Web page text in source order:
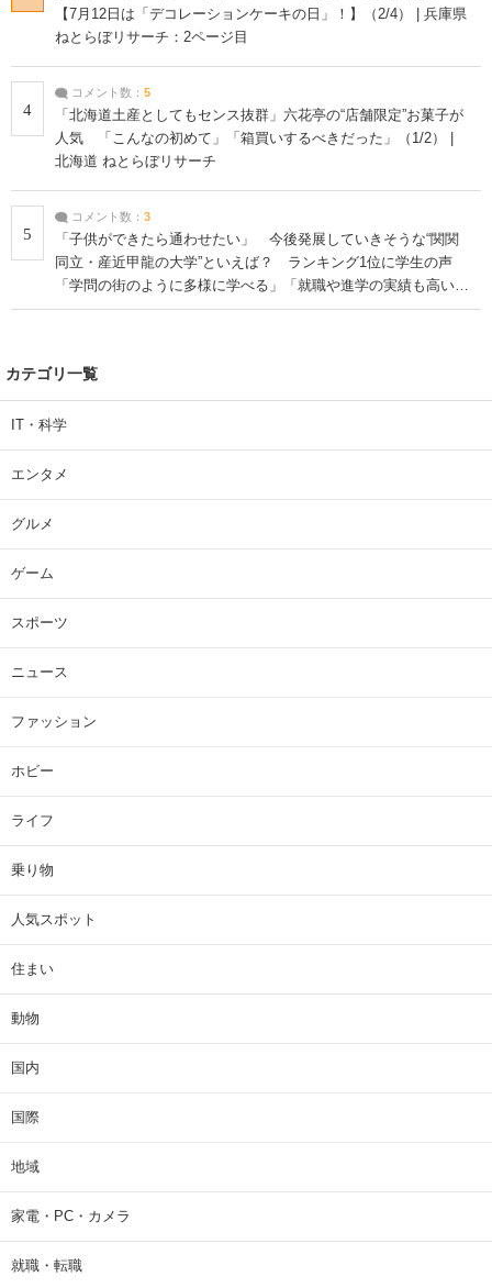
【7月12日は「デコレーションケーキの日」！】（2/4） | 兵庫県
ねとらぼリサーチ：2ページ目
4
コメント数： 5
「北海道土産としてもセンス抜群」六花亭の“店舗限定”お菓子が
人気 「こんなの初めて」「箱買いするべきだった」（1/2） |
北海道 ねとらぼリサーチ
5
コメント数： 3
「子供ができたら通わせたい」 今後発展していきそうな“関関
同立・産近甲龍の大学”といえば？ ランキング1位に学生の声
「学問の街のように多様に学べる」「就職や進学の実績も高い」
| 大学 ねとらぼリサーチ
カテゴリ一覧
IT・科学
エンタメ
グルメ
ゲーム
スポーツ
ニュース
ファッション
ホビー
ライフ
乗り物
人気スポット
住まい
動物
国内
国際
地域
家電・PC・カメラ
就職・転職